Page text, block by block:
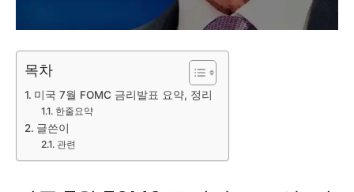
목차
미국 7월 FOMC 금리발표 요약, 정리
한줄요약
글쓴이
관련